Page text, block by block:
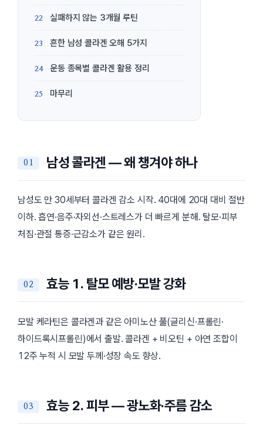
실패하지 않는 3개월 루틴
흔한 남성 콜라겐 오해 5가지
운동 종목별 콜라겐 활용 정리
마무리
남성 콜라겐 — 왜 챙겨야 하나
남성도 만 30세부터 콜라겐 감소 시작. 40대에 20대 대비 절반
이하. 흡연·음주·자외선·스트레스가 더 빠르게 분해. 탈모·피부
처짐·관절 통증·근감소가 같은 원리.
효능 1. 탈모 예방·모발 강화
모발 케라틴은 콜라겐과 같은 아미노산 풀(글리신·프롤린·
하이드록시프롤린)에서 출발. 콜라겐 + 비오틴 + 아연 조합이
12주 누적 시 모발 두께·성장 속도 향상.
효능 2. 피부 — 광노화·주름 감소